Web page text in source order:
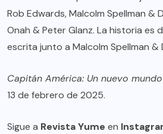
Rob Edwards, Malcolm Spellman &
Onah & Peter Glanz. La historia es
escrita junto a Malcolm Spellman &
Capitán América: Un nuevo mundo
13 de febrero de 2025.
Sigue a Revista Yume en